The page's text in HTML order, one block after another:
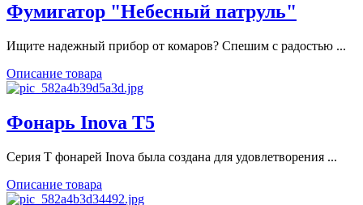
Фумигатор "Небесный патруль"
Ищите надежный прибор от комаров? Спешим с радостью ...
Описание товара
Фонарь Inova T5
Серия T фонарей Inova была создана для удовлетворения ...
Описание товара